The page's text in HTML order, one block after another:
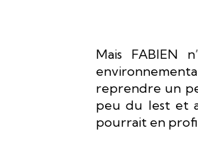
Mais FABIEN
reprendre un
peu du lest et
pourrait en